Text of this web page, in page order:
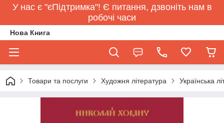
У нас є "єПідтримка"! Є питання, дзвоніть нам в
робочі часи
Нова Книга
Товари та послуги Художня література Українська